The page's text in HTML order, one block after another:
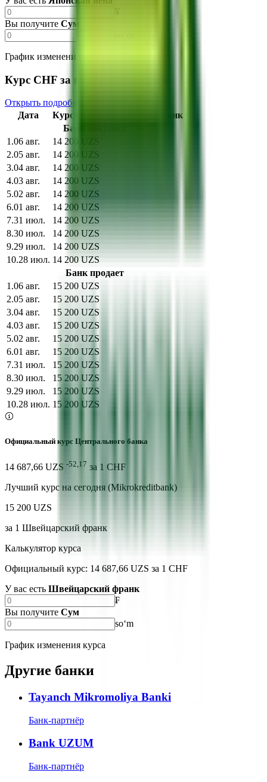
¥
Вы получите Сум
График изменения курса
Курс CHF за последние 10 дней
Открыть подробную страницу
Дата
Курс
Швейцарский франк
Банк покупает
1.06 авг.
14 200 UZS
2.05 авг.
14 200 UZS
3.04 авг.
14 200 UZS
4.03 авг.
14 200 UZS
5.02 авг.
14 200 UZS
6.01 авг.
14 200 UZS
7.31 июл.
14 200 UZS
8.30 июл.
14 200 UZS
9.29 июл.
14 200 UZS
10.28 июл. 14 200 UZS
Банк продает
1.06 авг.
15 200 UZS
2.05 авг.
15 200 UZS
3.04 авг.
15 200 UZS
4.03 авг.
15 200 UZS
5.02 авг.
15 200 UZS
6.01 авг.
15 200 UZS
7.31 июл.
15 200 UZS
8.30 июл.
15 200 UZS
9.29 июл.
15 200 UZS
10.28 июл. 15 200 UZS
Официальный курс Центрального банка
14 687,66 UZS -52,17 за 1 CHF
Лучший курс на сегодня (Mikrokreditbank)
15 200 UZS
за 1 Швейцарский франк
Калькулятор курса
Официальный курс: 14 687,66 UZS за 1 CHF
У вас есть Швейцарский франк
₣
Вы получите Сум
soʻm
График изменения курса
Другие банки
Tayanch Mikromoliya Banki
Банк-партнёр
Bank UZUM
Банк-партнёр